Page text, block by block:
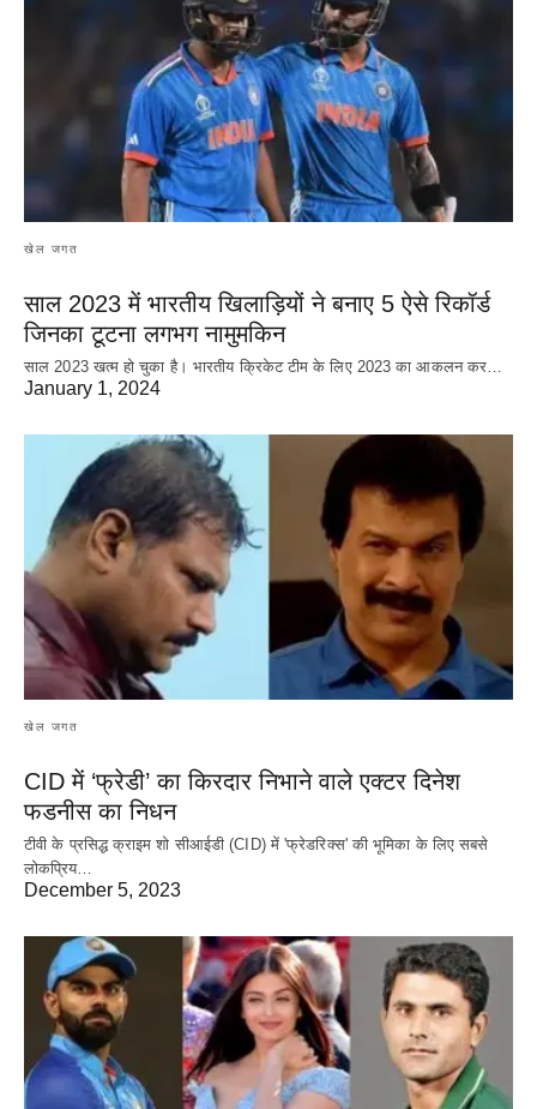
खेल जगत
साल 2023 में भारतीय खिलाड़ियों ने बनाए 5 ऐसे रिकॉर्ड
जिनका टूटना लगभग नामुमकिन
साल 2023 खत्म हो चुका है। भारतीय क्रिकेट‌ टीम के लिए 2023 का आकलन कर…
January 1, 2024
खेल जगत
CID में ‘फ्रेडी’ का किरदार निभाने वाले एक्टर दिनेश
फडनीस का निधन
टीवी के प्रसिद्ध क्राइम शो सीआईडी (CID) में 'फ्रेडरिक्स' की भूमिका के लिए सबसे
लोकप्रिय…
December 5, 2023